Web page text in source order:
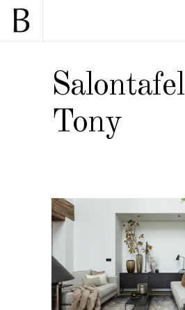
Salontafel
Tony